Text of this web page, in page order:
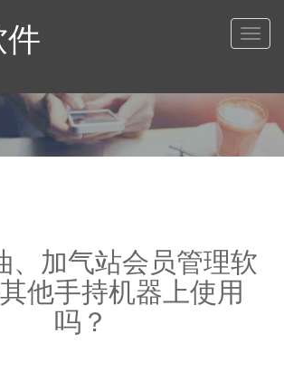
件
Toggle
、加气站会员管理软
他手持机器上使用
吗？